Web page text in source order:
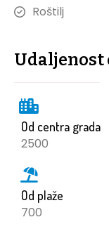
Roštilj
Udaljenost
Od centra grada
2500
Od plaže
700